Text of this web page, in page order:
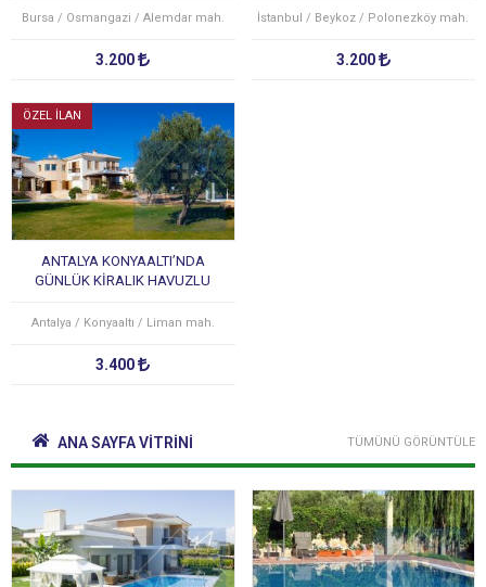
Bursa / Osmangazi / Alemdar mah.
3.200
İstanbul / Beykoz / Polonezköy mah.
3.200
ÖZEL İLAN
ANTALYA KONYAALTI’NDA
GÜNLÜK KİRALIK HAVUZLU
Antalya / Konyaaltı / Liman mah.
3.400
ANA SAYFA VİTRİNİ TÜMÜNÜ GÖRÜNTÜLE